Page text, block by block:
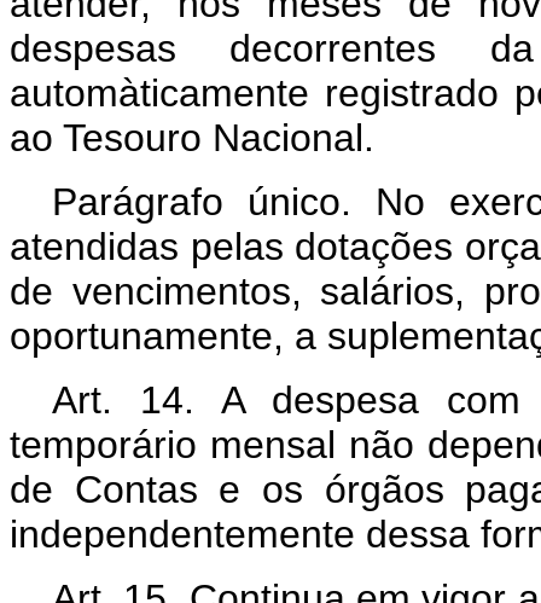
despesas
automàticamente registrado
ao Tesouro Nacional.
Parágrafo único. No
atendidas pelas dotações
de vencimentos, salários,
oportunamente, a
Art. 14. A despesa com
temporário mensal não
de Contas e os órgãos
independentemente dessa